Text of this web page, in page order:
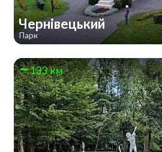
Чернівецький
Парк
133 км